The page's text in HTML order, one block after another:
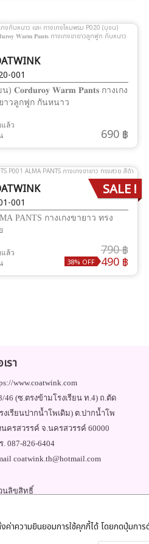
ค่าความยินยอมการใช้คุกกี้ได้ โดยกดปุ่มกา
001
) 𝐂𝐨𝐫𝐝𝐮𝐫𝐨𝐲 𝐖𝐚𝐫𝐦 𝐏𝐚𝐧𝐭𝐬 กางเกง
าวลูกฟูก กันหนาว
ล้ว
690 ฿
001
PANTS กางเกงขายาว ทรง
ล้ว
790 ฿
490 ฿
38% OFF
SALE !
รา
www.coatwink.com
46 (ซ.ตรงข้ามโรงเรียน ท.4) ถ.ตัด
งเรียนปากน้ำโพเดิม) ต.ปากน้ำโพ
นครสวรรค์ จ.นครสวรรค์ 60000
.087-826-6404
coatwink.th@hotmail.com
นลิขสิทธิ์